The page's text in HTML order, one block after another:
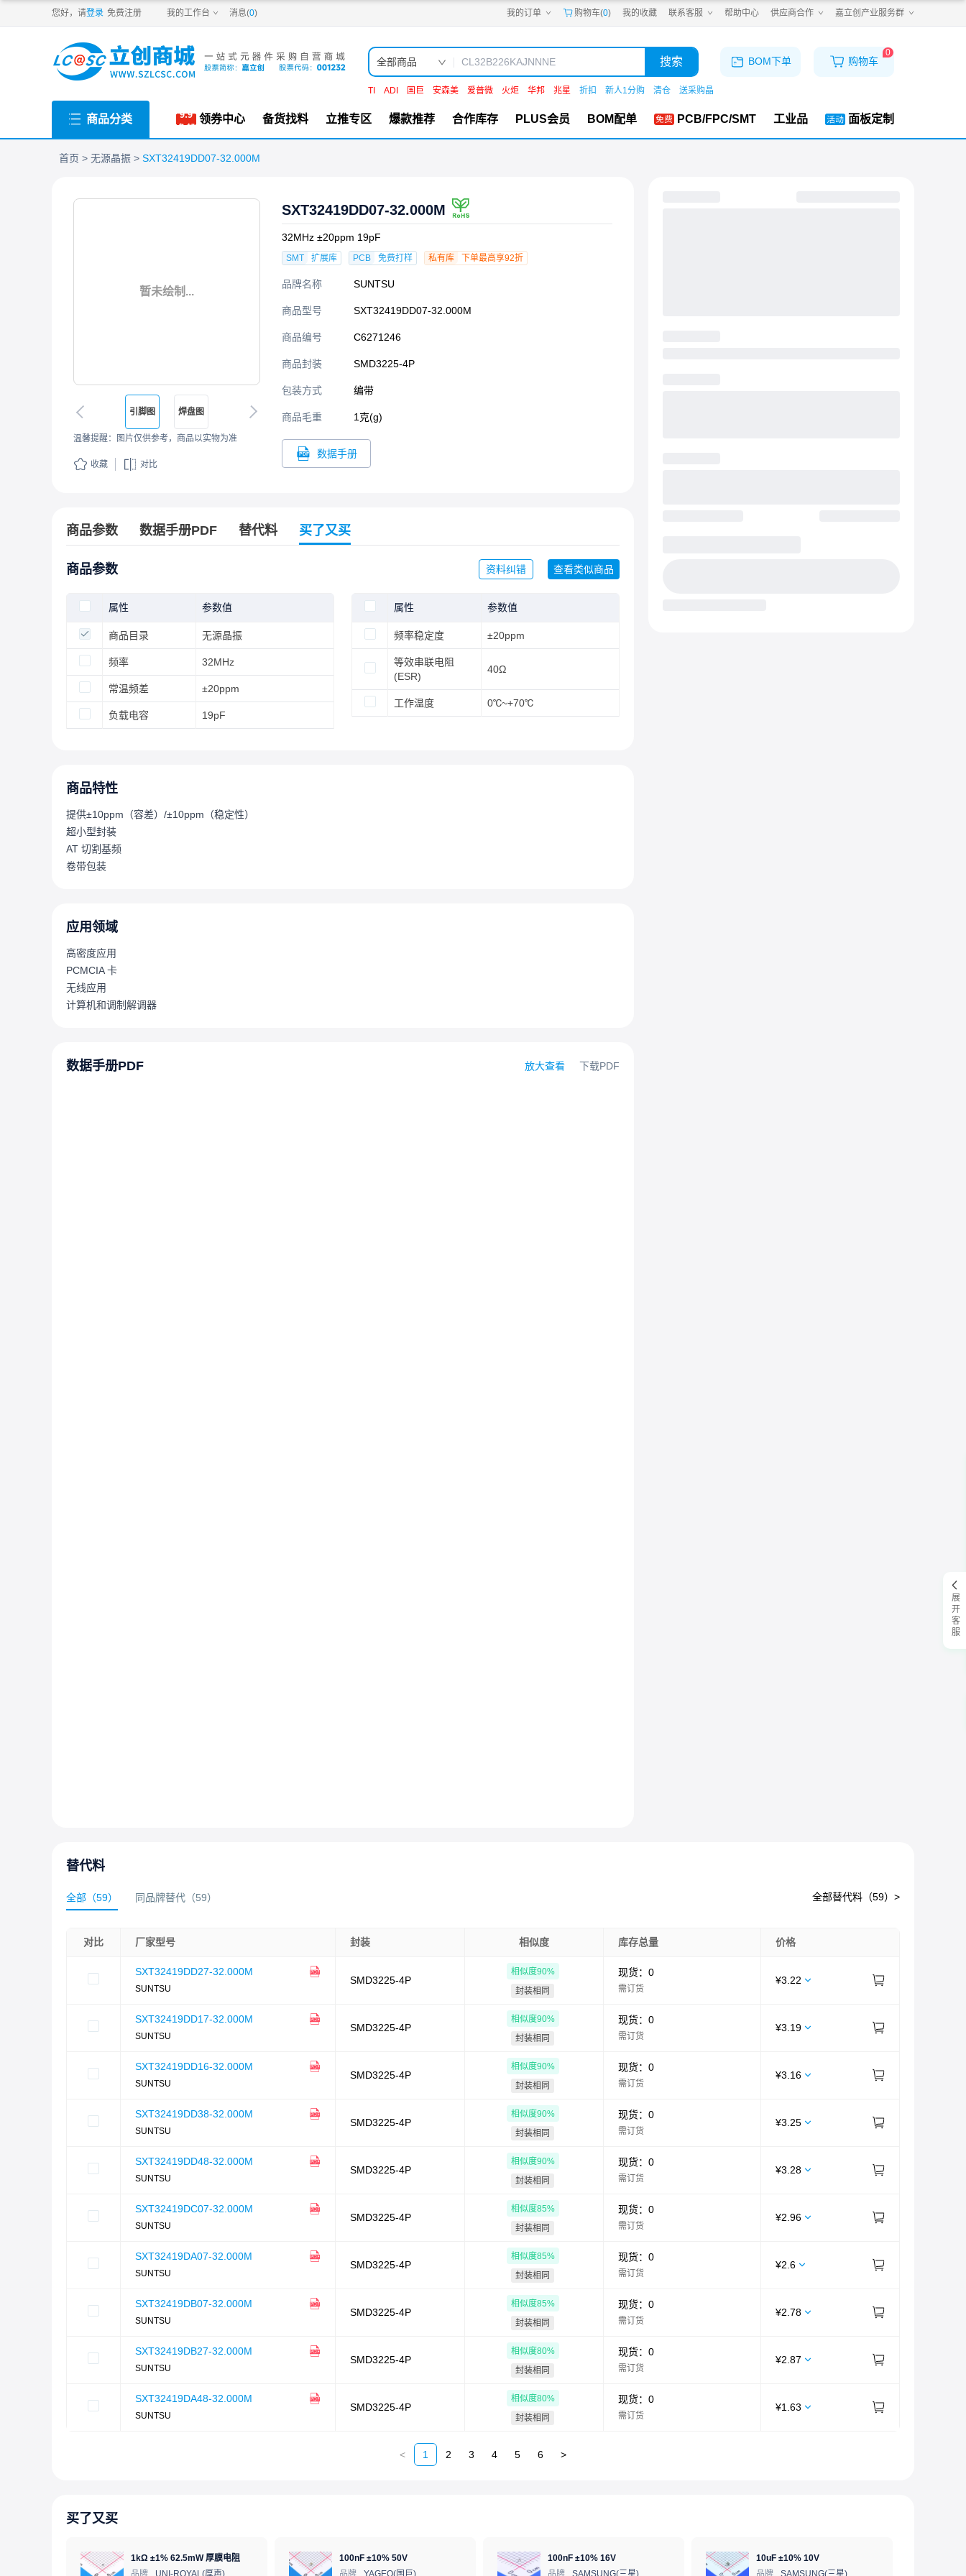
您好，请登录 免费注册 我的工作台 消息(0) 我的订单 购物车(0) 我的收藏 联系客服 帮助中心 供应商合作 嘉立创产业服务群
嘉立创PCB
嘉立创FA
机电工坊
全部商品 搜索
TI ADI 国巨 安森美 爱普微 火炬 华邦 兆星 折扣 新人1分购 清仓 送采购晶
BOM下单 购物车
0
商品分类 领券中心 备货找料 立推专区 爆款推荐 合作库存 PLUS会员 BOM配单 PCB/FPC/SMT 工业品 面板定制
首页 无源晶振 SXT32419DD07-32.000M
暂未绘制...
引脚图 焊盘图
温馨提醒：图片仅供参考，商品以实物为准
收藏 对比
SXT32419DD07-32.000M
32MHz ±20ppm 19pF
SMT 扩展库 PCB 免费打样 私有库 下单最高享92折
品牌名称 SUNTSU
商品型号 SXT32419DD07-32.000M
商品编号 C6271246
商品封装 SMD3225-4P​
包装方式 编带
商品毛重 1克(g)
数据手册
商品参数 数据手册PDF 替代料 买了又买
商品参数 资料纠错 查看类似商品
属性 参数值
商品目录 无源晶振
频率 32MHz
常温频差 ±20ppm
负载电容 19pF
属性 参数值
频率稳定度 ±20ppm
等效串联电阻
(ESR)
40Ω
工作温度 0℃~+70℃
商品特性
提供±10ppm（容差）/±10ppm（稳定性）
超小型封装
AT 切割基频
卷带包装
应用领域
高密度应用
PCMCIA 卡
无线应用
计算机和调制解调器
数据手册PDF 放大查看 下载PDF
替代料
全部 （59） 同品牌替代 （59） 全部替代料（59）>
对比 厂家型号 封装 相似度 库存总量 价格
SXT32419DD27-32.000M
SUNTSU
SMD3225-4P
相似度90%
封装相同
现货： 0
需订货
¥3.22
SXT32419DD17-32.000M
SUNTSU
SMD3225-4P
相似度90%
封装相同
现货： 0
需订货
¥3.19
SXT32419DD16-32.000M
SUNTSU
SMD3225-4P
相似度90%
封装相同
现货： 0
需订货
¥3.16
SXT32419DD38-32.000M
SUNTSU
SMD3225-4P
相似度90%
封装相同
现货： 0
需订货
¥3.25
SXT32419DD48-32.000M
SUNTSU
SMD3225-4P
相似度90%
封装相同
现货： 0
需订货
¥3.28
SXT32419DC07-32.000M
SUNTSU
SMD3225-4P
相似度85%
封装相同
现货： 0
需订货
¥2.96
SXT32419DA07-32.000M
SUNTSU
SMD3225-4P
相似度85%
封装相同
现货： 0
需订货
¥2.6
SXT32419DB07-32.000M
SUNTSU
SMD3225-4P
相似度85%
封装相同
现货： 0
需订货
¥2.78
SXT32419DB27-32.000M
SUNTSU
SMD3225-4P
相似度80%
封装相同
现货： 0
需订货
¥2.87
SXT32419DA48-32.000M
SUNTSU
SMD3225-4P
相似度80%
封装相同
现货： 0
需订货
¥1.63
< 1 2 3 4 5 6 >
买了又买
1kΩ ±1% 62.5mW 厚膜电阻
品牌
UNI-ROYAL(厚声)
100nF ±10% 50V
品牌
YAGEO(国巨)
100nF ±10% 16V
品牌
SAMSUNG(三星)
10uF ±10% 10V
品牌
SAMSUNG(三星)
展开客服